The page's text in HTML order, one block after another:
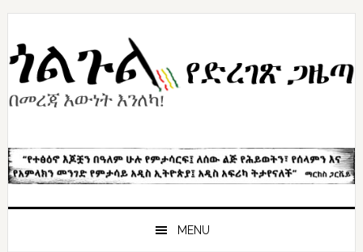
Skip
primary
navigation
Skip
content
Skip
primary
sidebar
MENU